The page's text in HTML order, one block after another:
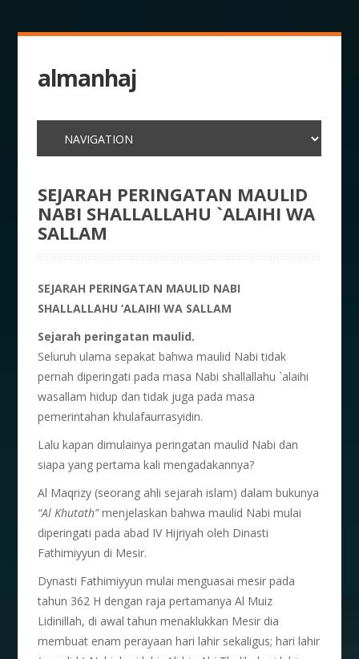
almanhaj
SEJARAH PERINGATAN MAULID
NABI SHALLALLAHU `ALAIHI WA
SALLAM
SEJARAH PERINGATAN MAULID NABI
SHALLALLAHU ‘ALAIHI WA SALLAM
Sejarah peringatan maulid.
Seluruh ulama sepakat bahwa maulid Nabi tidak
pernah diperingati pada masa Nabi shallallahu `alaihi
wasallam hidup dan tidak juga pada masa
pemerintahan khulafaurrasyidin.
Lalu kapan dimulainya peringatan maulid Nabi dan
siapa yang pertama kali mengadakannya?
Al Maqrizy (seorang ahli sejarah islam) dalam bukunya
“Al Khutath”menjelaskan bahwa maulid Nabi mulai
diperingati pada abad IV Hijriyah oleh Dinasti
Fathimiyyun di Mesir.
Dynasti Fathimiyyun mulai menguasai mesir pada
tahun 362 H dengan raja pertamanya Al Muiz
Lidinillah, di awal tahun menaklukkan Mesir dia
membuat enam perayaan hari lahir sekaligus; hari lahir